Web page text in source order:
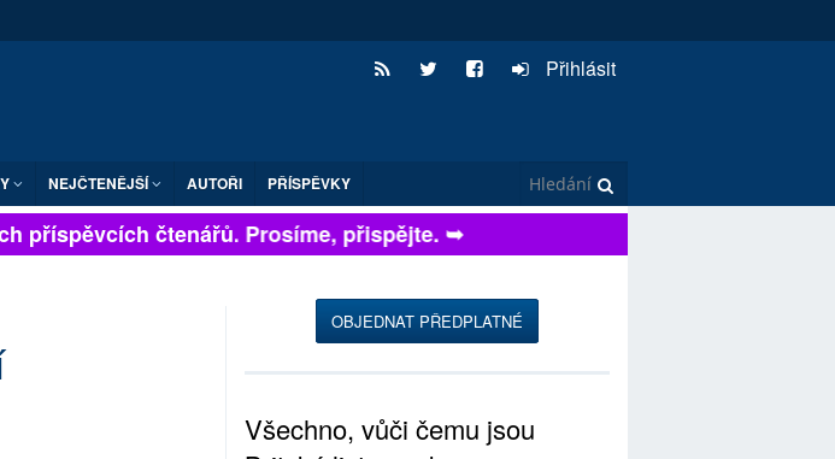
Přihlásit
NEJČTENĚJŠÍ AUTOŘI PŘÍSPĚVKY
čtenářů. Prosíme, přispějte. ➥
OBJEDNAT PŘEDPLATNÉ
Všechno, vůči čemu jsou